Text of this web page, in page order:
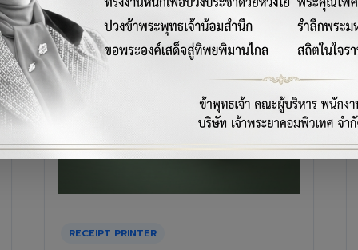
RECEIPT PRINTER